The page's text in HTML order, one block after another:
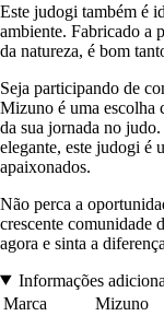
Este judogi também é
ambiente. Fabricado a
da natureza, é bom
Seja participando de
Mizuno é uma escolha
da sua jornada no
elegante, este judogi é
apaixonados.
Não perca a
crescente comunidade
agora e sinta a
Informações
Marca
Mizuno